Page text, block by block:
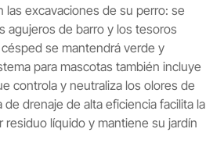
las excavaciones de su perro: se
agujeros de barro y los tesoros
se mantendrá verde y
para mascotas también incluye
controla y neutraliza los olores de
drenaje de alta eficiencia facilita la
líquido y mantiene su jardín